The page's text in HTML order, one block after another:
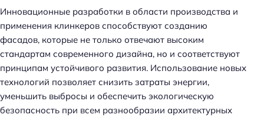
Инновационные разработки в области производства и
применения клинкеров способствуют созданию
фасадов, которые не только отвечают высоким
стандартам современного дизайна, но и соответствуют
принципам устойчивого развития. Использование новых
технологий позволяет снизить затраты энергии,
уменьшить выбросы и обеспечить экологическую
безопасность при всем разнообразии архитектурных